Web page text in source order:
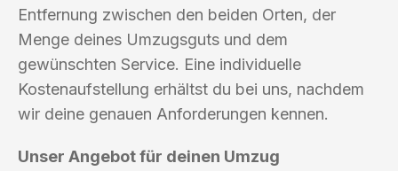
Entfernung zwischen den beiden Orten, der
Menge deines Umzugsguts und dem
gewünschten Service. Eine individuelle
Kostenaufstellung erhältst du bei uns, nachdem
wir deine genauen Anforderungen kennen.
Unser Angebot für deinen Umzug